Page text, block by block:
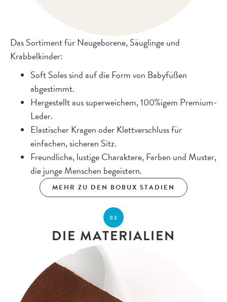
Das Sortiment für Neugeborene, Säuglinge und
Krabbelkinder:
Soft Soles sind auf die Form von Babyfüßen
abgestimmt.
Hergestellt aus superweichem, 100%igem Premium-
Leder.
Elastischer Kragen oder Klettverschluss für
einfachen, sicheren Sitz.
Freundliche, lustige Charaktere, Farben und Muster,
die junge Menschen begeistern.
MEHR ZU DEN BOBUX STADIEN
02
DIE MATERIALIEN